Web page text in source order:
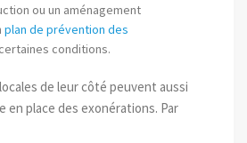
ou un aménagement
plan de prévention des
conditions.
de leur côté peuvent aussi
en place des exonérations. Par